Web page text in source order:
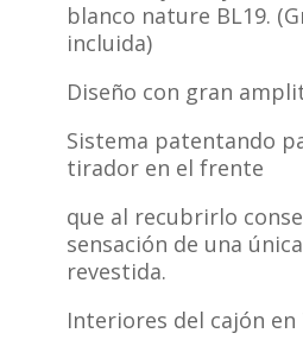
blanco nature BL19.
incluida)
Diseño con gran
Sistema patentando
tirador en el frente
que al recubrirlo
sensación de una
revestida.
Interiores del cajón en